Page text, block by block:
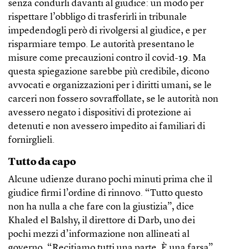
senza condurli davanti al giudice: un modo per
rispettare l’obbligo di trasferirli in tribunale
impedendogli però di rivolgersi al giudice, e per
risparmiare tempo. Le autorità presentano le
misure come precauzioni contro il covid-19. Ma
questa spiegazione sarebbe più credibile, dicono
avvocati e organizzazioni per i diritti umani, se le
carceri non fossero sovraffollate, se le autorità non
avessero negato i dispositivi di protezione ai
detenuti e non avessero impedito ai familiari di
fornirglieli.
Tutto da capo
Alcune udienze durano pochi minuti prima che il
giudice firmi l’ordine di rinnovo. “Tutto questo
non ha nulla a che fare con la giustizia”, dice
Khaled el Balshy, il direttore di Darb, uno dei
pochi mezzi d’informazione non allineati al